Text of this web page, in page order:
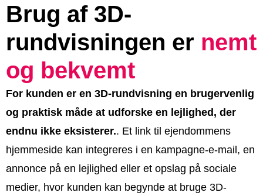
Brug af 3D-
rundvisningen er nemt
og bekvemt
For kunden er en 3D-rundvisning en brugervenlig
og praktisk måde at udforske en lejlighed, der
endnu ikke eksisterer.. Et link til ejendommens
hjemmeside kan integreres i en kampagne-e-mail, en
annonce på en lejlighed eller et opslag på sociale
medier, hvor kunden kan begynde at bruge 3D-